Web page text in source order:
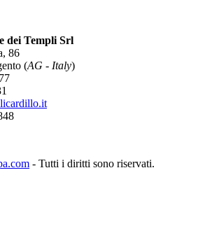
dei Templi Srl
86
(AG - Italy)
- Tutti i diritti sono riservati.